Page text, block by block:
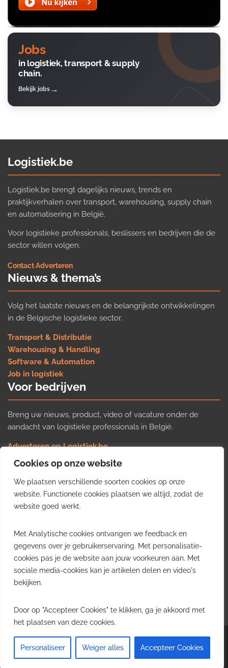
Cookies op onze website
We plaatsen verschillende soorten cookies op onze
website. Functionele cookies plaatsen we altijd, zodat de
website goed werkt.
Met Analytische cookies ontvangen we feedback en
gegevens over je gebruikerservaring. Met personalisatie-
cookies pas je de website aan jouw voorkeuren aan. Met
sociale media-cookies kan je artikelen delen en video's
bekijken.
Door op "Accepteer Cookies" te klikken, ga je akkoord met
het plaatsen van deze cookies.
Personaliseer Weiger alles Accepteer Cookies
Jobs
in logistiek, transport & supply
chain.
Bekijk jobs
Logistiek.be
Logistiek.be brengt dagelijks nieuws, trends en
praktijkverhalen over transport, warehousing, supply chain
en automatisering in België.
Voor logistieke professionals, beslissers en bedrijven die de
sector willen volgen.
Contact·Adverteren
Nieuws & thema’s
Volg het laatste nieuws en de belangrijkste ontwikkelingen
in de Belgische logistieke sector.
Transport & Distributie
Warehousing & Handling
Software & Automation
Job in logistiek
Voor bedrijven
Breng uw nieuws, product, video of vacature onder de
aandacht van logistieke professionals in België.
Adverteren op Logistiek.be
Nieuws insturen
Uw video op Logistiek.TV
Job plaatsen
Gratis wekelijkse update
inzichten uit de Belgische logistieke sector in uw inbox.
Ontvang je gratis
wekelijkse update
Copyright © 2026Logistiek.be. All rights reserved.Theme:Envinceby ThemeGrill.